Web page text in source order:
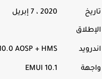
2020 ، 7 إبريل
10.0 AOSP + HMS
EMUI 10.1